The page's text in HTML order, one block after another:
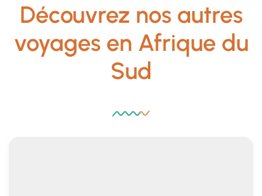
Découvrez nos autres
voyages en Afrique du
Sud